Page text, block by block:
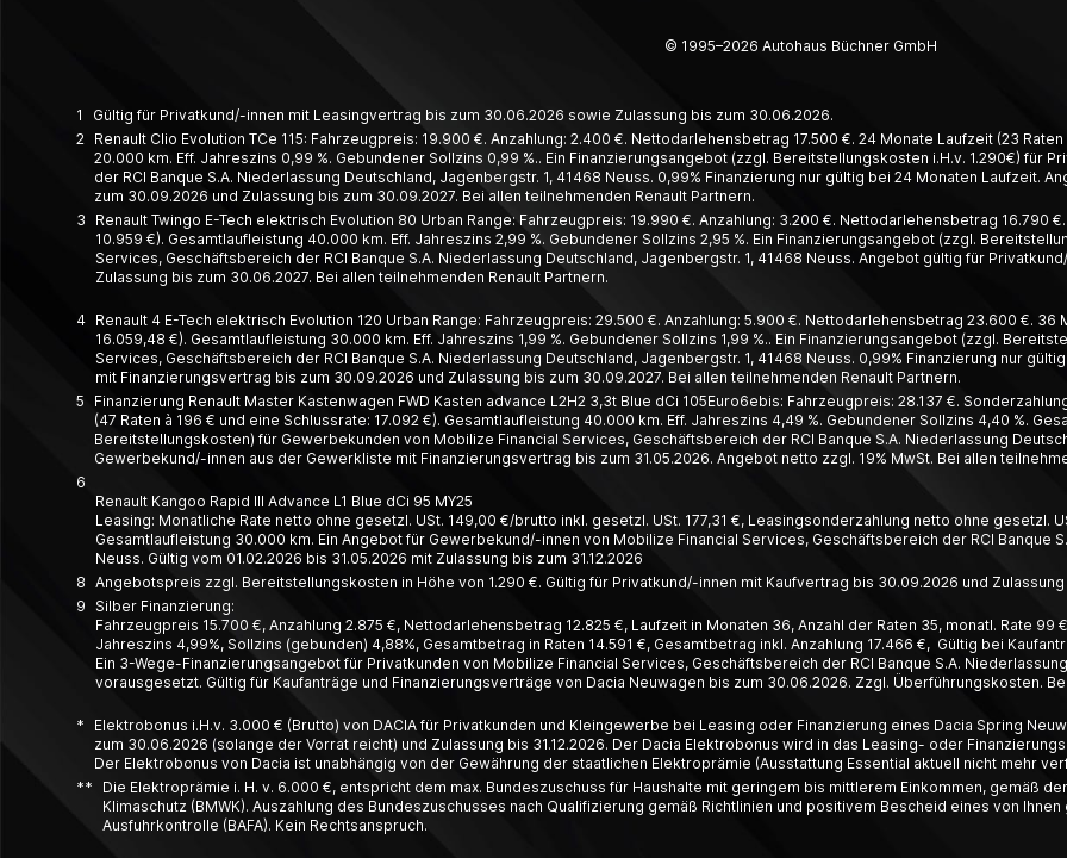
© 1995–2026 Autohaus Büchner GmbH
1
Gültig für Privatkund/-innen mit Leasingvertrag bis zum 30.06.2026 sowie Zulassung bis zum 30.06.2026.
2 Renault Clio Evolution TCe 115: Fahrzeugpreis: 19.900 €. Anzahlung: 2.400 €. Nettodarlehensbetrag 17.500 €. 24 Monate Laufzeit (23
20.000 km. Eff. Jahreszins 0,99 %. Gebundener Sollzins 0,99 %.. Ein Finanzierungsangebot (zzgl. Bereitstellungskosten i.H.v. 1.290€) für
der RCI Banque S.A. Niederlassung Deutschland, Jagenbergstr. 1, 41468 Neuss. 0,99% Finanzierung nur gültig bei 24 Monaten Laufzeit.
zum 30.09.2026 und Zulassung bis zum 30.09.2027. Bei allen teilnehmenden Renault Partnern.
3
Renault Twingo E-Tech elektrisch Evolution 80 Urban Range: Fahrzeugpreis: 19.990 €. Anzahlung: 3.200 €. Nettodarlehensbetrag 16.790
10.959 €). Gesamtlaufleistung 40.000 km. Eff. Jahreszins 2,99 %. Gebundener Sollzins 2,95 %. Ein Finanzierungsangebot (zzgl.
Services, Geschäftsbereich der RCI Banque S.A. Niederlassung Deutschland, Jagenbergstr. 1, 41468 Neuss. Angebot gültig für
Zulassung bis zum 30.06.2027. Bei allen teilnehmenden Renault Partnern.
4 Renault 4 E-Tech elektrisch Evolution 120 Urban Range: Fahrzeugpreis: 29.500 €. Anzahlung: 5.900 €. Nettodarlehensbetrag 23.600 €. 36
16.059,48 €). Gesamtlaufleistung 30.000 km. Eff. Jahreszins 1,99 %. Gebundener Sollzins 1,99 %.. Ein Finanzierungsangebot (zzgl.
Services, Geschäftsbereich der RCI Banque S.A. Niederlassung Deutschland, Jagenbergstr. 1, 41468 Neuss. 0,99% Finanzierung nur
mit Finanzierungsvertrag bis zum 30.09.2026 und Zulassung bis zum 30.09.2027. Bei allen teilnehmenden Renault Partnern.
5
Finanzierung Renault Master Kastenwagen FWD Kasten advance L2H2 3,3t Blue dCi 105Euro6ebis: Fahrzeugpreis: 28.137 €.
(47 Raten à 196 € und eine Schlussrate: 17.092 €). Gesamtlaufleistung 40.000 km. Eff. Jahreszins 4,49 %. Gebundener Sollzins 4,40 %.
Bereitstellungskosten) für Gewerbekunden von Mobilize Financial Services, Geschäftsbereich der RCI Banque S.A. Niederlassung
Gewerbekund/-innen aus der Gewerkliste mit Finanzierungsvertrag bis zum 31.05.2026. Angebot netto zzgl. 19% MwSt. Bei allen
6
Renault Kangoo Rapid III Advance L1 Blue dCi 95 MY25
Leasing: Monatliche Rate netto ohne gesetzl. USt. 149,00 €/brutto inkl. gesetzl. USt. 177,31 €, Leasing­­sonder­zahlung netto ohne gesetzl.
Gesamt­laufleistung 30.000 km. Ein Angebot für Gewerbe­kund/-innen von Mobilize Financial Services, Geschäfts­bereich der RCI Banque
Neuss. Gültig vom 01.02.2026 bis 31.05.2026 mit Zulassung bis zum 31.12.2026
8 Angebotspreis zzgl. Bereitstellungskosten in Höhe von 1.290 €. Gültig für Privatkund/-innen mit Kaufvertrag bis 30.09.2026 und
9
Silber Finanzierung:
Fahrzeugpreis 15.700 €, Anzahlung 2.875 €, Nettodarlehensbetrag 12.825 €, Laufzeit in Monaten 36, Anzahl der Raten 35, monatl. Rate 99
Jahreszins 4,99%, Sollzins (gebunden) 4,88%, Gesamtbetrag in Raten 14.591 €, Gesamtbetrag inkl. Anzahlung 17.466 €, Gültig bei
Ein 3-Wege-Finanzierungsangebot für Privatkunden von Mobilize Financial Services, Geschäftsbereich der RCI Banque S.A.
vorausgesetzt. Gültig für Kaufanträge und Finanzierungsverträge von Dacia Neuwagen bis zum 30.06.2026. Zzgl. Überführungskosten.
*
Elektrobonus i.H.v. 3.000 € (Brutto) von DACIA für Privatkunden und Kleingewerbe bei Leasing oder Finanzierung eines Dacia Spring
zum 30.06.2026 (solange der Vorrat reicht) und Zulassung bis 31.12.2026. Der Dacia Elektrobonus wird in das Leasing- oder
Der Elektrobonus von Dacia ist unabhängig von der Gewährung der staatlichen Elektroprämie (Ausstattung Essential aktuell nicht mehr
**
Die Elektroprämie i. H. v. 6.000 €, entspricht dem max. Bundeszuschuss für Haushalte mit geringem bis mittlerem Einkommen, gemäß
Klimaschutz (BMWK). Auszahlung des Bundeszuschusses nach Qualifizierung gemäß Richtlinien und positivem Bescheid eines von
Ausfuhrkontrolle (BAFA). Kein Rechtsanspruch.